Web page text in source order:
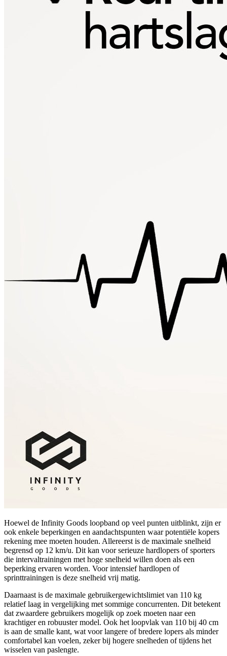
Hoewel de Infinity Goods loopband op veel punten uitblinkt, zijn er
ook enkele beperkingen en aandachtspunten waar potentiële kopers
rekening mee moeten houden. Allereerst is de maximale snelheid
begrensd op 12 km/u. Dit kan voor serieuze hardlopers of sporters
die intervaltrainingen met hoge snelheid willen doen als een
beperking ervaren worden. Voor intensief hardlopen of
sprinttrainingen is deze snelheid vrij matig.
Daarnaast is de maximale gebruikergewichtslimiet van 110 kg
relatief laag in vergelijking met sommige concurrenten. Dit betekent
dat zwaardere gebruikers mogelijk op zoek moeten naar een
krachtiger en robuuster model. Ook het loopvlak van 110 bij 40 cm
is aan de smalle kant, wat voor langere of bredere lopers als minder
comfortabel kan voelen, zeker bij hogere snelheden of tijdens het
wisselen van paslengte.